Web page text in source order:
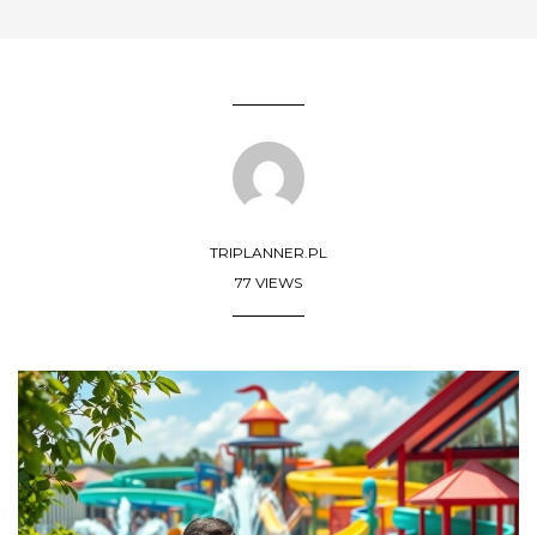
TRIPLANNER.PL
77 VIEWS